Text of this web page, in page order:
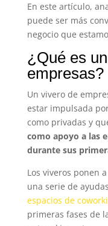
En este artículo,
puede ser más
negocio que
¿Qué es
empresas?
Un vivero de
estar impulsada
como privadas y
como apoyo a las
durante sus
Los viveros ponen
una serie de
espacios de
primeras fases de